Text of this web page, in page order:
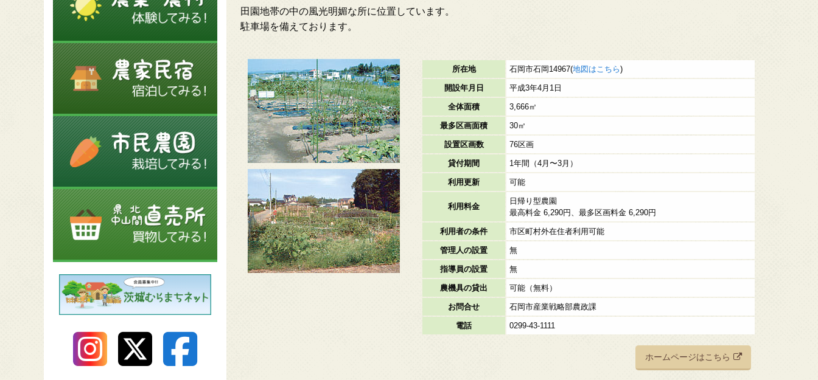
田園地帯の中の風光明媚な所に位置しています。
駐車場を備えております。
所在地 石岡市石岡14967(地図はこちら)
開設年月日 平成3年4月1日
全体面積 3,666㎡
最多区画面積 30㎡
設置区画数 76区画
貸付期間 1年間（4月〜3月）
利用更新 可能
利用料金
日帰り型農園
最高料金 6,290円、最多区画料金 6,290円
利用者の条件 市区町村外在住者利用可能
管理人の設置 無
指導員の設置 無
農機具の貸出 可能（無料）
お問合せ 石岡市産業戦略部農政課
電話 0299-43-1111
ホームページはこちら